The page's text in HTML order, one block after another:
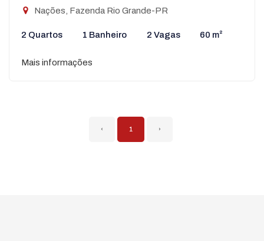
Nações, Fazenda Rio Grande-PR
2 Quartos 1 Banheiro 2 Vagas 60 m²
Mais informações
‹ 1 ›